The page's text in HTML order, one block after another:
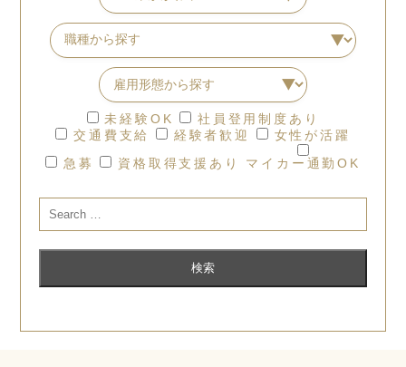
未経験OK
社員登用制度あり
交通費支給
経験者歓迎
女性が活躍
急募
資格取得支援あり マイカー通勤OK